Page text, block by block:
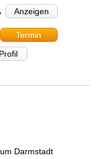
Anzeigen
Termin
Darmstadt